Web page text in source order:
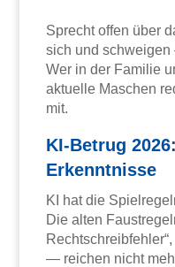
Sprecht offen über
sich und
Wer in der Familie
aktuelle Maschen
mit.
KI-Betrug
Erkenntnisse
KI hat die
Die alten
— reichen nicht